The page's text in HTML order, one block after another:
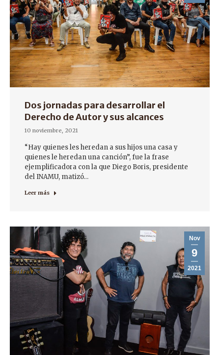
Dos jornadas para desarrollar el
Derecho de Autor y sus alcances
10 noviembre, 2021
“Hay quienes les heredan a sus hijos una casa y
quienes le heredan una canción”, fue la frase
ejemplificadora con la que Diego Boris, presidente
del INAMU, matizó…
Leer más
Nov
9
2021